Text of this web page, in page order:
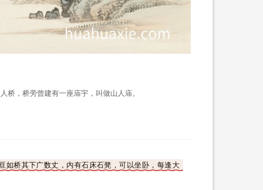
桥，桥旁曾建有一座庙宇，叫做山人庙。
如桥其下广数丈，内有石床石凳，可以坐卧，每逢大